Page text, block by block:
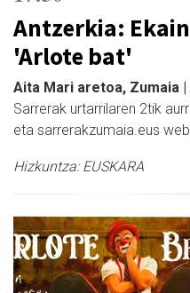
Antzerkia:
'Arlote bat'
Aita Mari aretoa, Zumaia
Sarrerak urtarrilaren 2tik
eta sarrerakzumaia.eus
Hizkuntza:EUSKARA